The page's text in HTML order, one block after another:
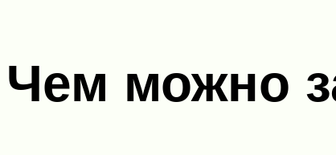
Чем можно